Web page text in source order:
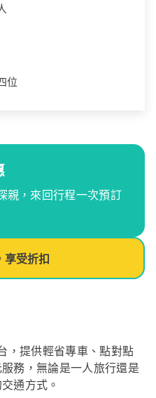
位
親，來回行程一次預訂
享受折扣
提供輕省專車、點對點
務，無論是一人旅行還是
通方式。